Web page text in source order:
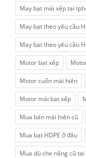
May bạt mái xếp tại
May bạt theo yêu cầu
May bạt theo yêu cầu
Motor bạt xếp
Motor cuốn mái hiên
Motor mái bạt xếp
Mua bán mái hiên cũ
Mua bạt HDPE ở đâu
Mua dù che nắng cũ